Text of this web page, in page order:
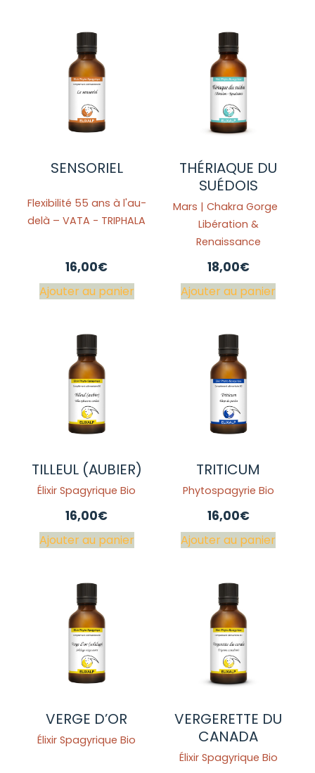
SENSORIEL
Flexibilité 55 ans à l'au-
delà – VATA - TRIPHALA
16,00€
Ajouter au panier
THÉRIAQUE DU
SUÉDOIS
Mars | Chakra Gorge
Libération &
Renaissance
18,00€
Ajouter au panier
TILLEUL (AUBIER)
Élixir Spagyrique Bio
16,00€
Ajouter au panier
TRITICUM
Phytospagyrie Bio
16,00€
Ajouter au panier
VERGE D’OR
Élixir Spagyrique Bio
VERGERETTE DU
CANADA
Élixir Spagyrique Bio